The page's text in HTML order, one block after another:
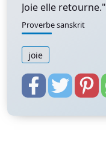
Joie elle retourne."
Proverbe sanskrit
joie